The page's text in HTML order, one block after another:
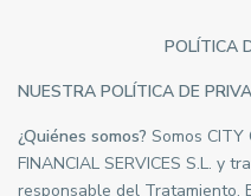
POLÍTICA
NUESTRA POLÍTICA DE
¿Quiénes somos? Somos CITY
FINANCIAL SERVICES S.L. y
responsable del Tratamiento.